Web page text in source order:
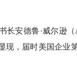
长安德鲁·威尔逊
现，届时美国企业